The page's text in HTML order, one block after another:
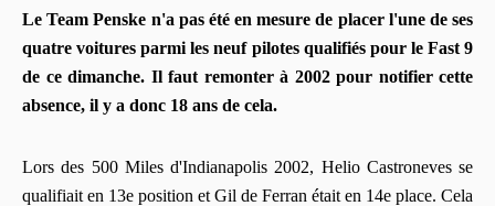
Le Team Penske n'a pas été en mesure de placer l'une de ses
quatre voitures parmi les neuf pilotes qualifiés pour le Fast 9
de ce dimanche. Il faut remonter à 2002 pour notifier cette
absence, il y a donc 18 ans de cela.
Lors des 500 Miles d'Indianapolis 2002, Helio Castroneves se
qualifiait en 13e position et Gil de Ferran était en 14e place. Cela